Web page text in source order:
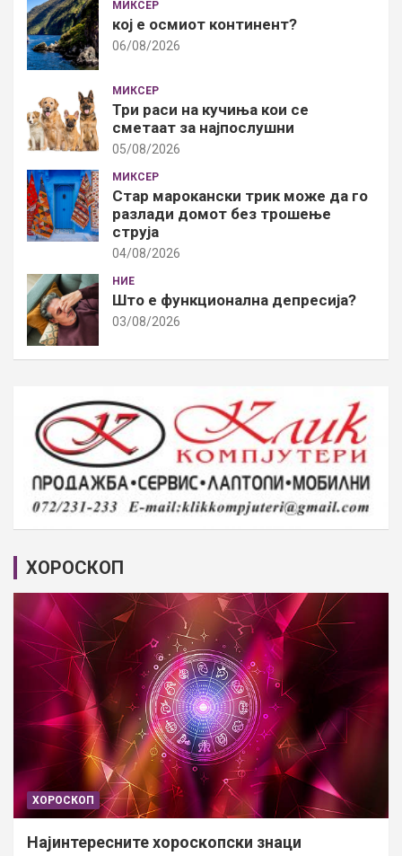
МИКСЕР
кој е осмиот континент?
06/08/2026
МИКСЕР
Три раси на кучиња кои се
сметаат за најпослушни
05/08/2026
МИКСЕР
Стар марокански трик може да го
разлади домот без трошење
струја
04/08/2026
НИЕ
Што е функционална депресија?
03/08/2026
ХОРОСКОП
ХОРОСКОП
Најинтересните хороскопски знаци